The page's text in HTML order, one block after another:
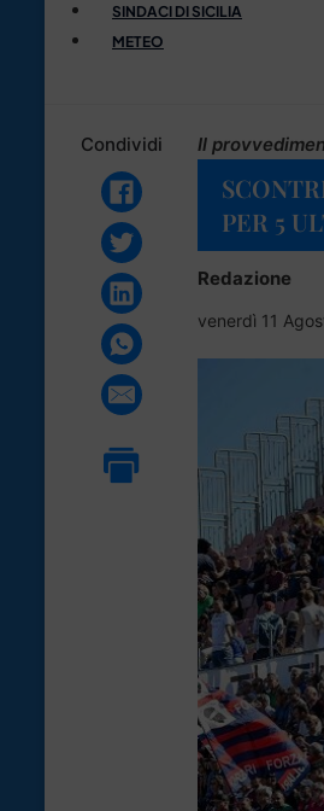
SINDACI DI SICILIA
METEO
Condividi Il
PER 5
Redazione
venerdì 11